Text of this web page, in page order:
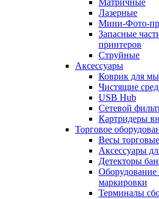
Матричные
Лазерные
Мини-Фото-
Запасные
принтеров
Струйные
Аксессуары
Коврик для
Чистящие
USB Hub
Сетевой
Картридеры
Торговое
Весы торговые
Аксессуары
Детекторы
Оборудование
маркировки
Терминалы